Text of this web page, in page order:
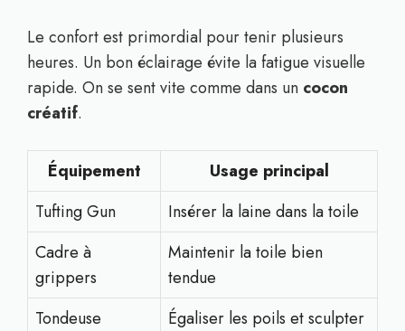
Le confort est primordial pour tenir plusieurs
heures. Un bon éclairage évite la fatigue visuelle
rapide. On se sent vite comme dans un cocon
créatif.
Équipement
Usage principal
Tufting Gun
Insérer la laine dans la toile
Cadre à
grippers
Maintenir la toile bien
tendue
Tondeuse
Égaliser les poils et sculpter